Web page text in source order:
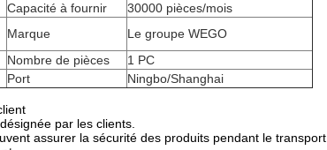
Capacité à fournir
30000 pièces/mois
Marque
Le groupe WEGO
Nombre de pièces
1 PC
Port
Ningbo/Shanghai
par les clients.
assurer la sécurité des produits pendant le transport.